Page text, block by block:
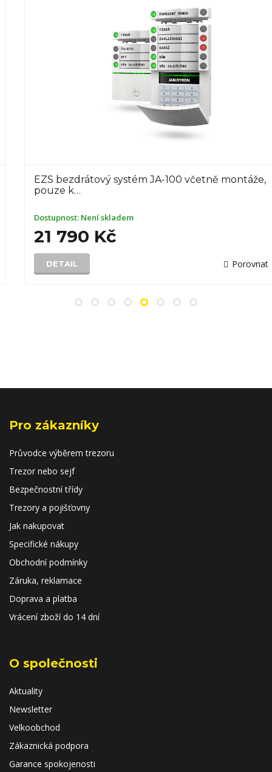
EZS bezdrátový systém JA-100 včetně montáže,
pouze k…
Dostupnost:Není skladem
21 790 Kč
DETAIL Porovnat
Pro zákazníky
Průvodce výběrem trezoru
Trezor nebo sejf
Bezpečnostní třídy
Trezory a pojišťovny
Jak nakupovat
Specifické nákupy
Obchodní podmínky
Záruka, reklamace
Doprava a platba
Vrácení zboží do 14 dní
O společnosti
Aktuality
Newsletter
Velkoobchod
Zákaznická podpora
Garance spokojenosti